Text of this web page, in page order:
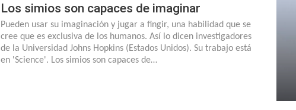
Los simios son capaces de imaginar
Pueden usar su imaginación y jugar a fingir, una habilidad que se
cree que es exclusiva de los humanos. Así lo dicen investigadores
de la Universidad Johns Hopkins (Estados Unidos). Su trabajo está
en 'Science'. Los simios son capaces de…